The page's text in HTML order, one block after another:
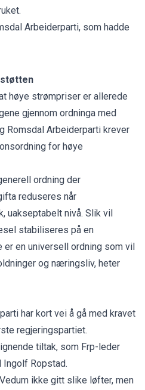
Arbeiderparti, som hadde
høye strømpriser er allerede
gjennom ordninga med
Romsdal Arbeiderparti krever
for høye
ordning der
reduseres når
uakseptabelt nivå. Slik vil
stabiliseres på en
en universell ordning som vil
og næringsliv, heter
har kort vei å gå med kravet
regjeringspartiet.
tiltak, som Frp-leder
Ingolf Ropstad.
ikke gitt slike løfter, men